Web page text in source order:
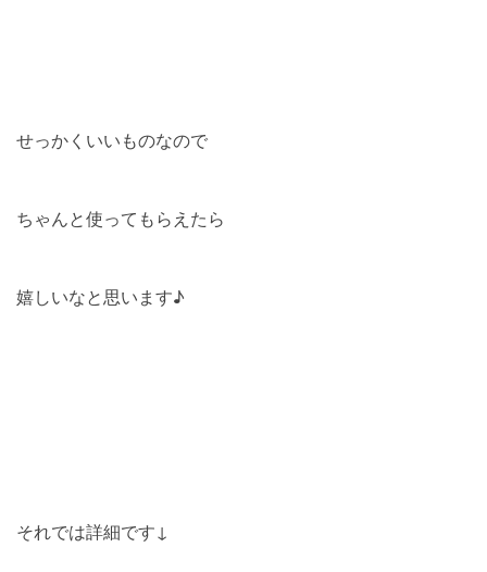
せっかくいいものなので
ちゃんと使ってもらえたら
嬉しいなと思います♪
それでは詳細です↓